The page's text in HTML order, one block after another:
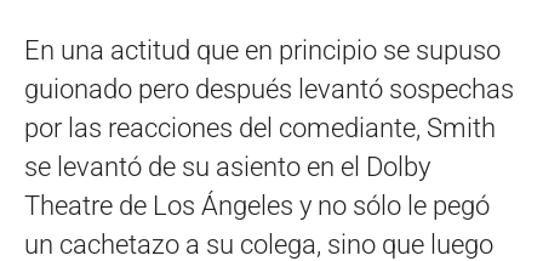
En una actitud que en principio se supuso
guionado pero después levantó sospechas
por las reacciones del comediante, Smith
se levantó de su asiento en el Dolby
Theatre de Los Ángeles y no sólo le pegó
un cachetazo a su colega, sino que luego